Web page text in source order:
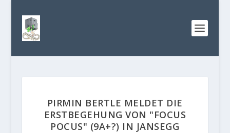
PIRMIN BERTLE MELDET DIE
ERSTBEGEHUNG VON "FOCUS
POCUS" (9A+?) IN JANSEGG